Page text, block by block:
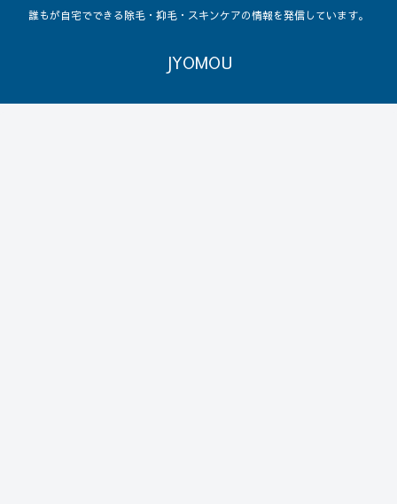
誰もが自宅でできる除毛・抑毛・スキンケアの情報を発信しています。
JYOMOU